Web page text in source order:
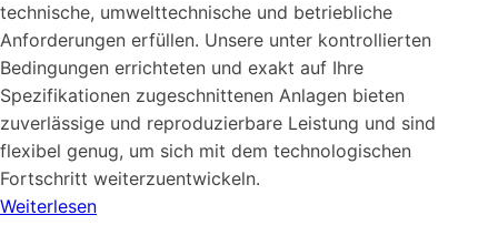
technische, umwelttechnische und betriebliche
Anforderungen erfüllen. Unsere unter kontrollierten
Bedingungen errichteten und exakt auf Ihre
Spezifikationen zugeschnittenen Anlagen bieten
zuverlässige und reproduzierbare Leistung und sind
flexibel genug, um sich mit dem technologischen
Fortschritt weiterzuentwickeln.
Weiterlesen